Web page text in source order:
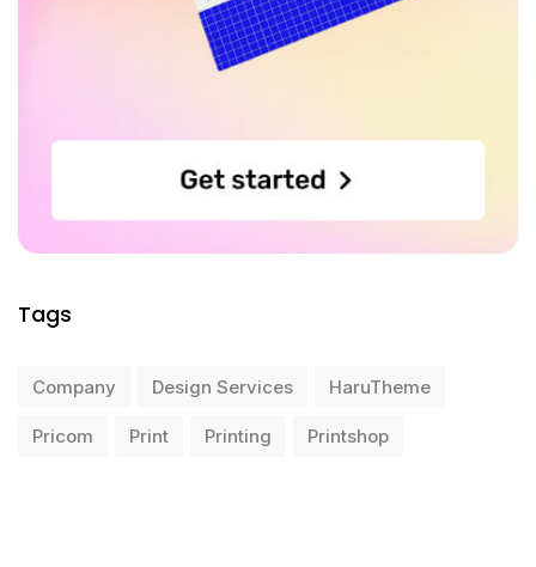
Tags
Company Design Services HaruTheme
Pricom Print Printing Printshop